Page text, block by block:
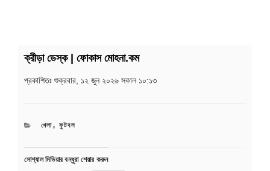
ক্রীড়া ডেস্ক | ফোকাস মোহনা.কম
প্রকাশিতঃ শুক্রবার, ১২ জুন ২০২৬ সকাল ১০:১৩
CATEGORIES
খেলা, ফুটবল
সোশ্যাল মিডিয়ার বন্ধুরা শেয়ার করুন